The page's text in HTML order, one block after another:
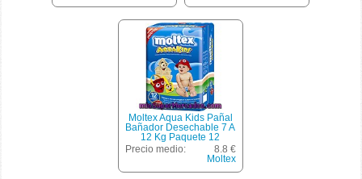
Moltex Aqua Kids Pañal
Bañador Desechable 7 A
12 Kg Paquete 12
Unidades
Precio medio:
8.8 €
Moltex